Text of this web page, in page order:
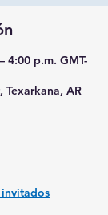
4:00 p.m. GMT-
Texarkana, AR